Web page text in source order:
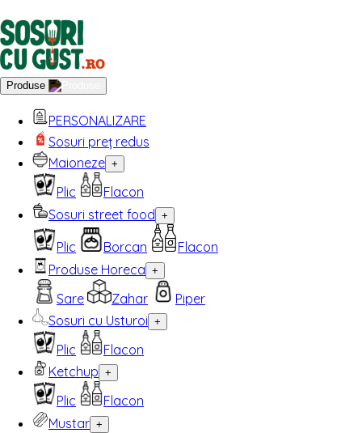
Produse
PERSONALIZARE
Sosuri preț redus
Maioneze +
Plic
Flacon
Sosuri street food +
Plic Borcan
Flacon
Produse Horeca +
Sare Zahar
Piper
Sosuri cu Usturoi +
Plic
Flacon
Ketchup +
Plic
Flacon
Mustar +